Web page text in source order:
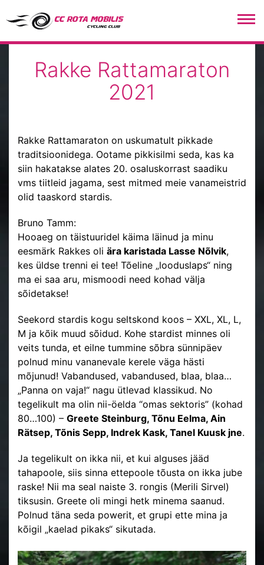
CC Rota Mobilis
Rakke Rattamaraton
2021
Rakke Rattamaraton on uskumatult pikkade
traditsioonidega. Ootame pikkisilmi seda, kas ka
siin hakatakse alates 20. osaluskorrast saadiku
vms tiitleid jagama, sest mitmed meie vanameistrid
olid taaskord stardis.
Bruno Tamm:
Hooaeg on täistuuridel käima läinud ja minu
eesmärk Rakkes oli ära karistada Lasse Nõlvik,
kes üldse trenni ei tee! Tõeline „looduslaps“ ning
ma ei saa aru, mismoodi need kohad välja
sõidetakse!
Seekord stardis kogu seltskond koos – XXL, XL, L,
M ja kõik muud sõidud. Kohe stardist minnes oli
veits tunda, et eilne tummine sõbra sünnipäev
polnud minu vananevale kerele väga hästi
mõjunud! Vabandused, vabandused, blaa, blaa…
„Panna on vaja!“ nagu ütlevad klassikud. No
tegelikult ma olin nii-öelda “omas sektoris” (kohad
80…100) – Greete Steinburg, Tõnu Eelma, Ain
Rätsep, Tõnis Sepp, Indrek Kask, Tanel Kuusk jne.
Ja tegelikult on ikka nii, et kui alguses jääd
tahapoole, siis sinna ettepoole tõusta on ikka jube
raske! Nii ma seal naiste 3. rongis (Merili Sirvel)
tiksusin. Greete oli mingi hetk minema saanud.
Polnud täna seda powerit, et grupi ette mina ja
kõigil „kaelad pikaks“ sikutada.